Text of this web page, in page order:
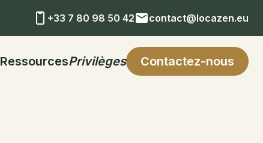
+33 7 80 98 50 42 contact@locazen.eu
RessourcesPrivilèges Contactez-nous